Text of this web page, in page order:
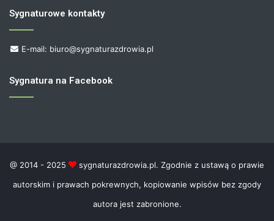
Sygnaturowe kontakty
E-mail: biuro@sygnaturazdrowia.pl
Sygnatura na Facebook
@ 2014 - 2025
sygnaturazdrowia.pl. Zgodnie z ustawą o prawie
autorskim i prawach pokrewnych, kopiowanie wpisów bez zgody
autora jest zabronione.